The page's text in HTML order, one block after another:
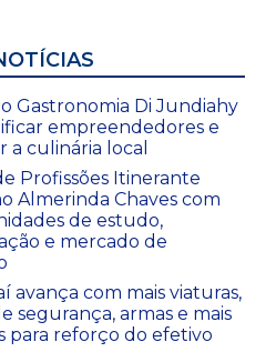
Gastronomia Di Jundiahy
empreendedores e
a culinária local
Profissões Itinerante
Almerinda Chaves com
de estudo,
e mercado de
avança com mais viaturas,
segurança, armas e mais
para reforço do efetivo